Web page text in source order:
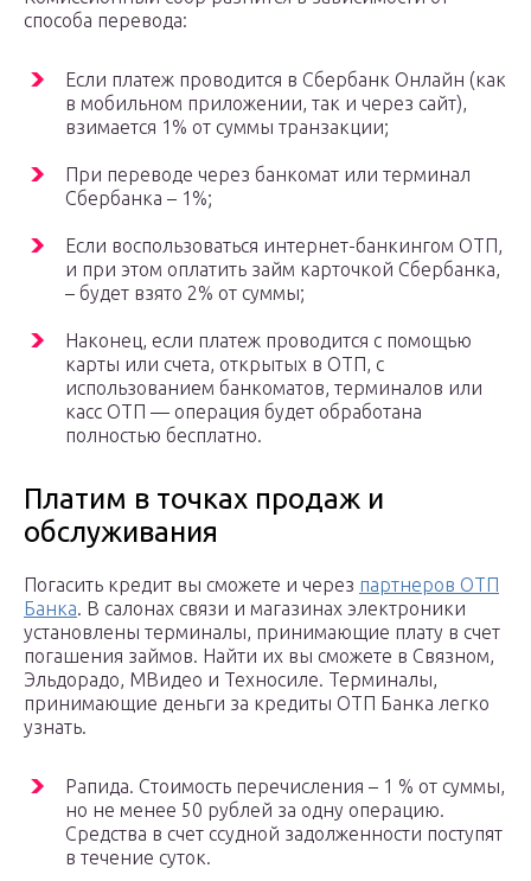
способа перевода:
Если платеж проводится в Сбербанк Онлайн (как
в мобильном приложении, так и через сайт),
взимается 1% от суммы транзакции;
При переводе через банкомат или терминал
Сбербанка – 1%;
Если воспользоваться интернет-банкингом ОТП,
и при этом оплатить займ карточкой Сбербанка,
– будет взято 2% от суммы;
Наконец, если платеж проводится с помощью
карты или счета, открытых в ОТП, с
использованием банкоматов, терминалов или
касс ОТП — операция будет обработана
полностью бесплатно.
Платим в точках продаж и
обслуживания
Погасить кредит вы сможете и через партнеров ОТП
Банка. В салонах связи и магазинах электроники
установлены терминалы, принимающие плату в счет
погашения займов. Найти их вы сможете в Связном,
Эльдорадо, МВидео и Техносиле. Терминалы,
принимающие деньги за кредиты ОТП Банка легко
узнать.
Рапида. Стоимость перечисления – 1 % от суммы,
но не менее 50 рублей за одну операцию.
Средства в счет ссудной задолженности поступят
в течение суток.